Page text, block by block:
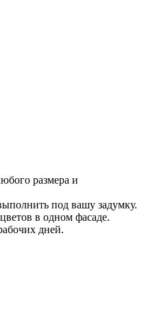
размера и
под вашу задумку.
в одном фасаде.
дней.